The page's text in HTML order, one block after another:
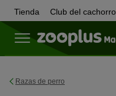
Tienda Club del cachorro
Razas de perro